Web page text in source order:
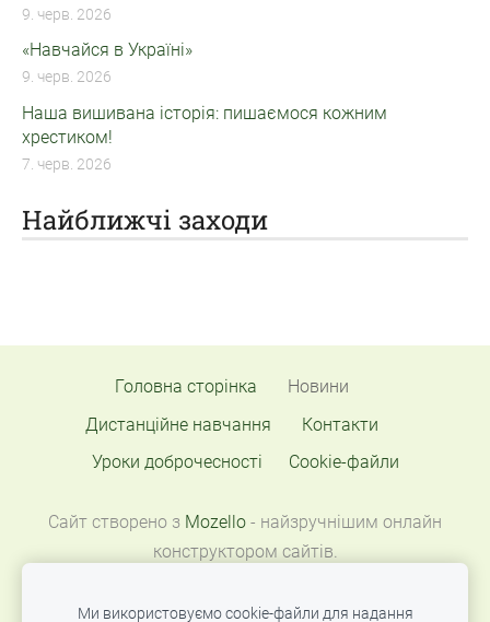
9. черв. 2026
«Навчайся в Україні»
9. черв. 2026
Наша вишивана історія: пишаємося кожним
хрестиком!
7. черв. 2026
Найближчі заходи
Головна сторінка
Новини
Дистанційне навчання
Контакти
Уроки доброчесності
Cookie-файли
Сайт створено з Mozello - найзручнішим онлайн
конструктором сайтів.
Ми використовуємо cookie-файли для надання